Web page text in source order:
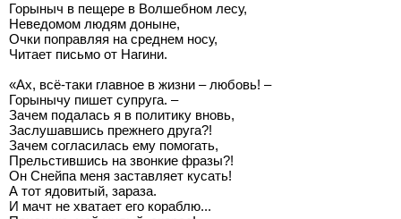
Горыныч в пещере в Волшебном лесу,
Неведомом людям доныне,
Очки поправляя на среднем носу,
Читает письмо от Нагини.
«Ах, всё-таки главное в жизни – любовь! –
Горынычу пишет супруга. –
Зачем подалась я в политику вновь,
Заслушавшись прежнего друга?!
Зачем согласилась ему помогать,
Прельстившись на звонкие фразы?!
Он Снейпа меня заставляет кусать!
А тот ядовитый, зараза.
И мачт не хватает его кораблю...